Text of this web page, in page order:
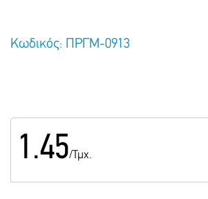
Κωδικός: ΠΡΓΜ-0913
1.45/Τμχ.